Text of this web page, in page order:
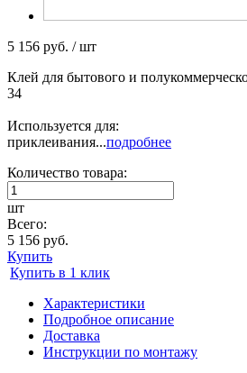
5 156 руб. / шт
Клей для бытового и
34
Используется для:
приклеивания...подробнее
Количество товара:
шт
Всего:
5 156 руб.
Купить
Купить в 1 клик
Характеристики
Подробное описание
Доставка
Инструкции по монтажу